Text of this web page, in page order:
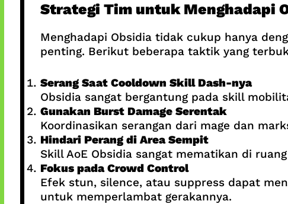
Strategi Tim untuk Menghadapi
Menghadapi Obsidia tidak cukup hanya
penting. Berikut beberapa taktik yang
Serang Saat Cooldown Skill Dash-nya
Obsidia sangat bergantung pada skill
Gunakan Burst Damage Serentak
Koordinasikan serangan dari mage dan
Hindari Perang di Area Sempit
Skill AoE Obsidia sangat mematikan di
Fokus pada Crowd Control
Efek stun, silence, atau suppress dapat
untuk memperlambat gerakannya.